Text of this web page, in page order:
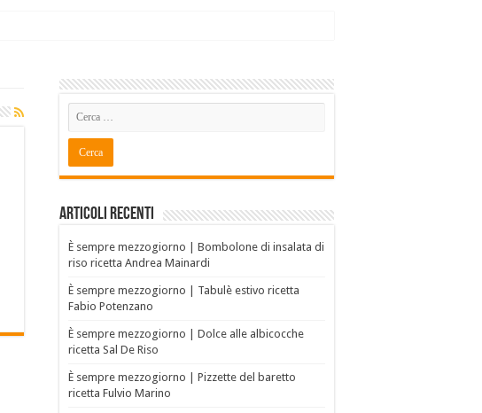
Articoli recenti
È sempre mezzogiorno | Bombolone di insalata di
riso ricetta Andrea Mainardi
È sempre mezzogiorno | Tabulè estivo ricetta
Fabio Potenzano
È sempre mezzogiorno | Dolce alle albicocche
ricetta Sal De Riso
È sempre mezzogiorno | Pizzette del baretto
ricetta Fulvio Marino